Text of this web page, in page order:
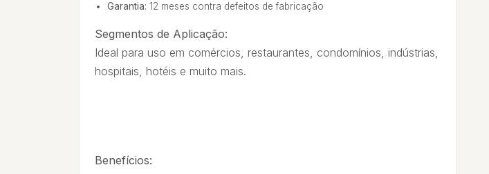
Garantia: 12 meses contra defeitos de fabricação
Segmentos de Aplicação:
Ideal para uso em comércios, restaurantes, condomínios, indústrias,
hospitais, hotéis e muito mais.
Benefícios: